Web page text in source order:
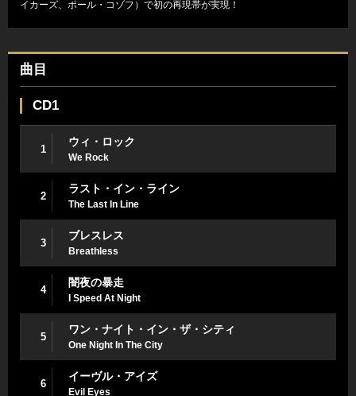
イカーズ、ポール・コゾフ）で初の再現帯が実現！
曲目
CD1
1
ウィ・ロック
We Rock
2
ラスト・イン・ライン
The Last In Line
3
ブレスレス
Breathless
4
闇夜の暴走
I Speed At Night
5
ワン・ナイト・イン・ザ・シティ
One Night In The City
6
イーヴル・アイズ
Evil Eyes